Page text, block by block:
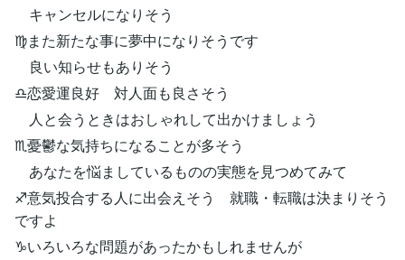
キャンセルになりそう
♍また新たな事に夢中になりそうです
良い知らせもありそう
♎恋愛運良好 対人面も良さそう
人と会うときはおしゃれして出かけましょう
♏憂鬱な気持ちになることが多そう
あなたを悩ましているものの実態を見つめてみて
♐意気投合する人に出会えそう 就職・転職は決まりそう
ですよ
♑いろいろな問題があったかもしれませんが